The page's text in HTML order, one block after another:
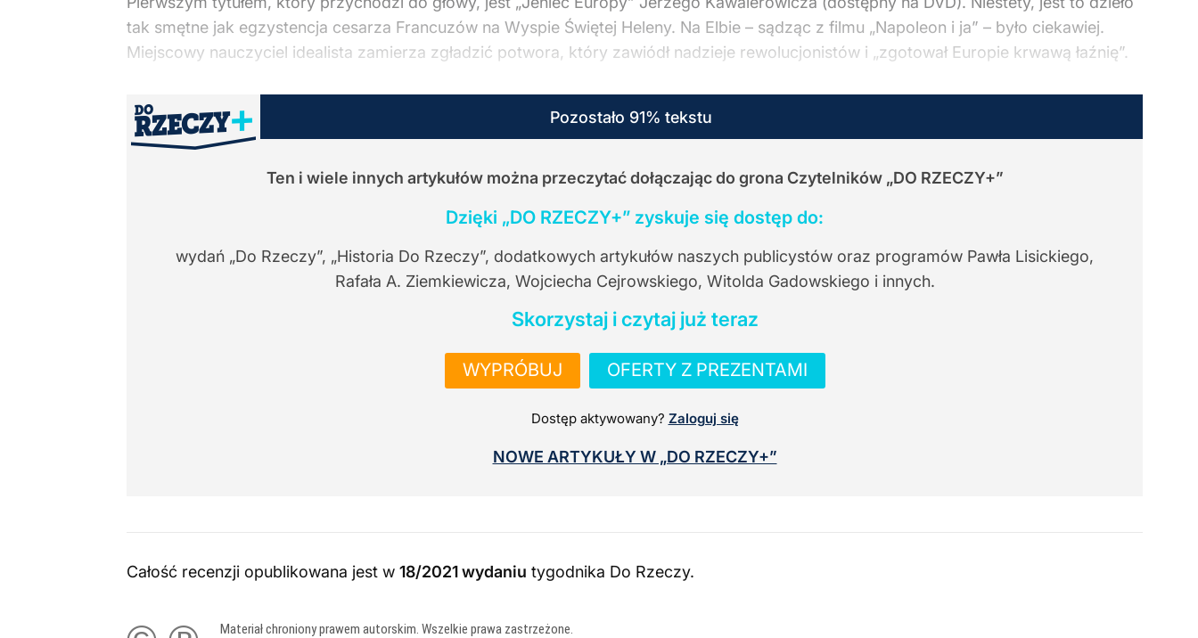
tak smętne jak egzystencja cesarza Francuzów na Wyspie Świętej Heleny. Na Elbie – sądząc z filmu „Napoleon i ja” – było ciekawiej.
Miejscowy nauczyciel idealista zamierza zgładzić potwora, który zawiódł nadzieje rewolucjonistów i „zgotował Europie krwawą łaźnię”.
Pozostało 91% tekstu
Ten i wiele innych artykułów można przeczytać dołączając do grona Czytelników „DO RZECZY+”
Dzięki „DO RZECZY+” zyskuje się dostęp do:
wydań „Do Rzeczy”, „Historia Do Rzeczy”, dodatkowych artykułów naszych publicystów oraz programów Pawła Lisickiego,
Rafała A. Ziemkiewicza, Wojciecha Cejrowskiego, Witolda Gadowskiego i innych.
Skorzystaj i czytaj już teraz
WYPRÓBUJ OFERTY Z PREZENTAMI
Dostęp aktywowany? Zaloguj się
NOWE ARTYKUŁY W „DO RZECZY+”
Całość recenzji opublikowana jest w 18/2021 wydaniu tygodnika Do Rzeczy.
Materiał chroniony prawem autorskim. Wszelkie prawa zastrzeżone.